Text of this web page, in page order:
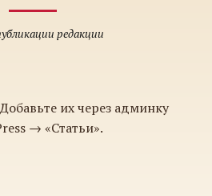
редакции
их через админку
→ «Статьи».